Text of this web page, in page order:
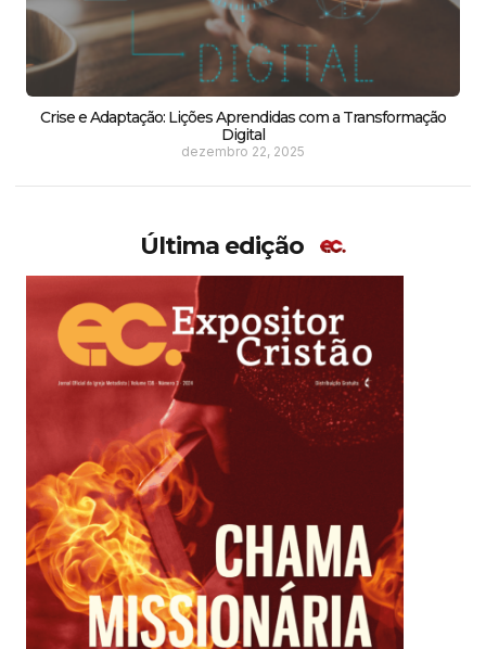
Crise e Adaptação: Lições Aprendidas com a Transformação
Digital
dezembro 22, 2025
Última edição